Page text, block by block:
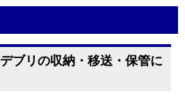
ブリの収納・移送・保管に